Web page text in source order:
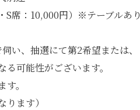
S席：10,000円）※テーブルあり
い、抽選にて第2希望または、
可能性がございます。
。
ります）